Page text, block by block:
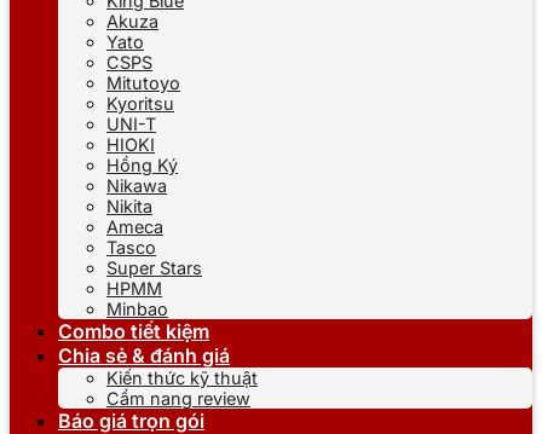
Akuza
Yato
CSPS
Mitutoyo
Kyoritsu
UNI-T
HIOKI
Hồng Ký
Nikawa
Nikita
Ameca
Tasco
Super Stars
HPMM
Minbao
Combo tiết kiệm
Chia sẻ & đánh giá
Kiến thức kỹ thuật
Cẩm nang review
Báo giá trọn gói